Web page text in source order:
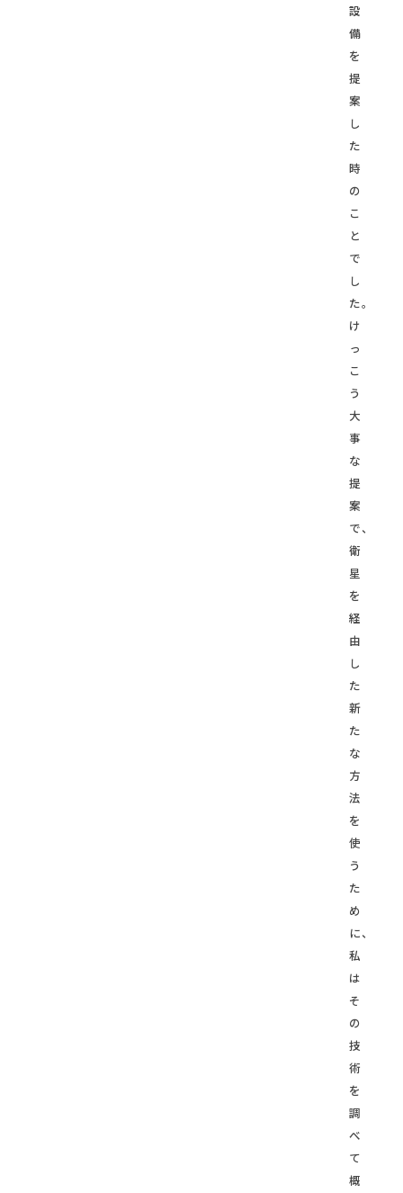
設
備
を
提
案
し
た
時
の
こ
と
で
し
た。
け
っ
こ
う
大
事
な
提
案
で、
衛
星
を
経
由
し
た
新
た
な
方
法
を
使
う
た
め
に、
私
は
そ
の
技
術
を
調
べ
て
概